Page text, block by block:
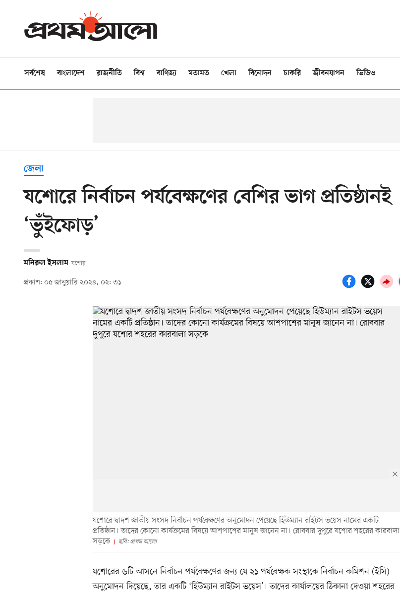
সর্বশেষ বাংলাদেশ রাজনীতি বিশ্ব বাণিজ্য মতামত খেলা বিনোদন চাকরি জীবনযাপন ভিডিও
জেলা
যশোরে নির্বাচন পর্যবেক্ষণের বেশির ভাগ প্রতিষ্ঠানই
‘ভুঁইফোড়’
মনিরুল ইসলাম যশোর
প্রকাশ: ০৫ জানুয়ারি ২০২৪, ০২: ৩১
যশোরে দ্বাদশ জাতীয় সংসদ নির্বাচন পর্যবেক্ষণের অনুমোদন পেয়েছে হিউম্যান রাইটস ভয়েস নামের একটি
প্রতিষ্ঠান। তাদের কোনো কার্যক্রমের বিষয়ে আশপাশের মানুষ জানেন না। রোববার দুপুরে যশোর শহরের কারবালা
সড়কে
ছবি: প্রথম আলো
যশোরের ৬টি আসনে নির্বাচন পর্যবেক্ষণের জন্য যে ২১ পর্যবেক্ষক সংস্থাকে নির্বাচন কমিশন (ইসি)
অনুমোদন দিয়েছে, তার একটি ‘হিউম্যান রাইটস ভয়েস’। তাদের কার্যালয়ের ঠিকানা দেওয়া শহরের